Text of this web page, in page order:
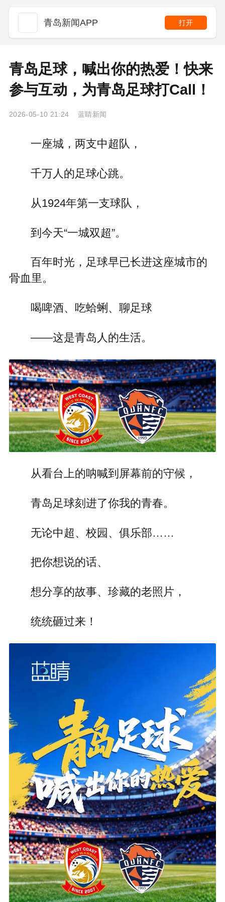
青岛新闻APP 打开
青岛足球，喊出你的热爱！快来
参与互动，为青岛足球打Call！
2026-05-10 21:24 蓝睛新闻
一座城，两支中超队，
千万人的足球心跳。
从1924年第一支球队，
到今天“一城双超”。
百年时光，足球早已长进这座城市的
骨血里。
喝啤酒、吃蛤蜊、聊足球
——这是青岛人的生活。
从看台上的呐喊到屏幕前的守候，
青岛足球刻进了你我的青春。
无论中超、校园、俱乐部……
把你想说的话、
想分享的故事、珍藏的老照片，
统统砸过来！